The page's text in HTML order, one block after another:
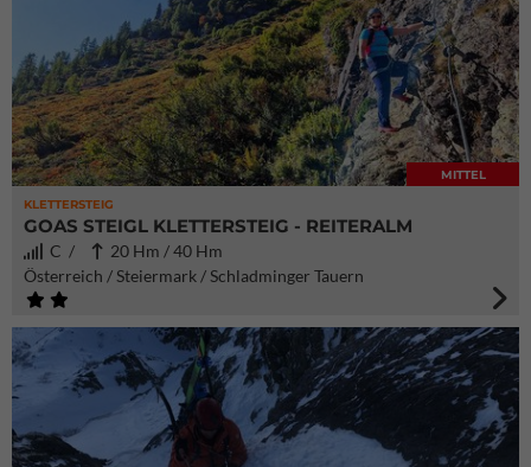
KLETTERSTEIG
MITTEL
GOAS STEIGL KLETTERSTEIG - REITERALM
C /
20 Hm / 40 Hm
Österreich / Steiermark / Schladminger Tauern